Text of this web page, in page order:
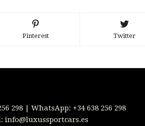
Pinterest Twitter
298 | WhatsApp: +34 638 256 298
info@luxussportcars.es